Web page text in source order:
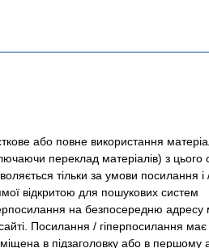
або повне використання
переклад матеріалів) з цього
тільки за умови посилання і
відкритою для пошукових систем
на безпосередню адресу
Посилання / гіперпосилання має
в підзаголовку або в першому